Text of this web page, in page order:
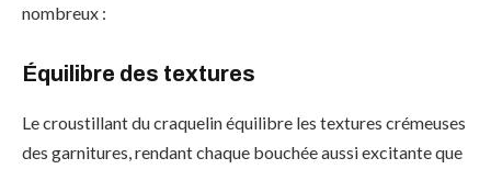
nombreux :
Équilibre des textures
Le croustillant du craquelin équilibre les textures crémeuses
des garnitures, rendant chaque bouchée aussi excitante que